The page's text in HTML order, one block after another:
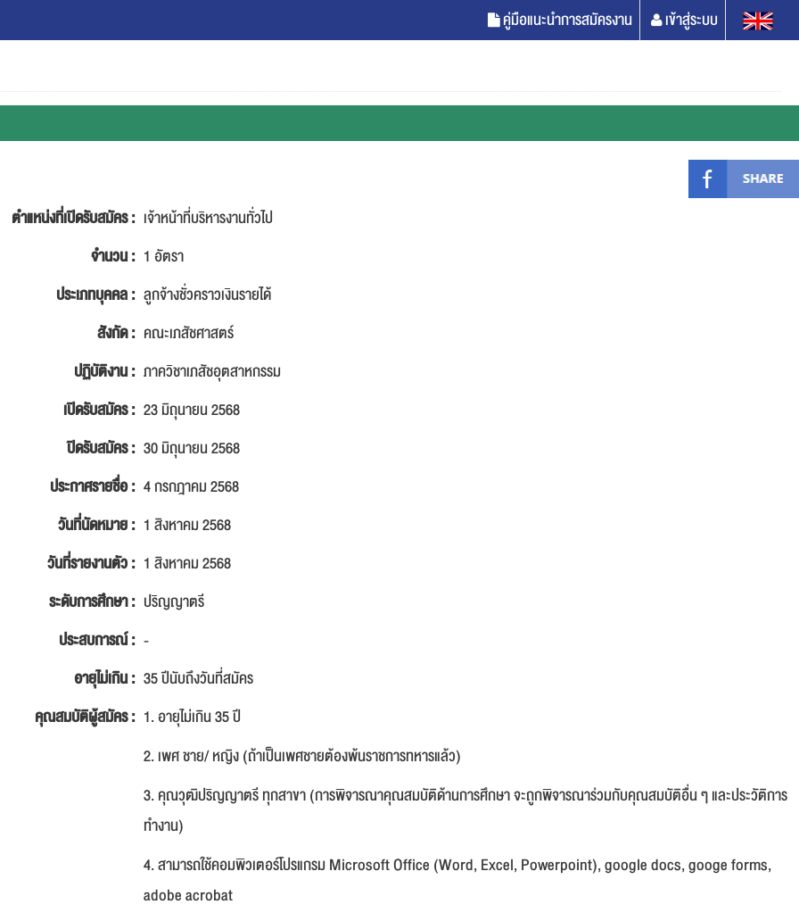
คู่มือแนะนำการสมัครงาน เข้าสู่ระบบ
ตำแหน่งที่เปิดรับสมัคร : เจ้าหน้าที่บริหารงานทั่วไป
จำนวน : 1 อัตรา
ประเภทบุคคล : ลูกจ้างชั่วคราวเงินรายได้
สังกัด : คณะเภสัชศาสตร์
ปฏิบัติงาน : ภาควิชาเภสัชอุตสาหกรรม
เปิดรับสมัคร : 23 มิถุนายน 2568
ปิดรับสมัคร : 30 มิถุนายน 2568
ประกาศรายชื่อ : 4 กรกฎาคม 2568
วันที่นัดหมาย : 1 สิงหาคม 2568
วันที่รายงานตัว : 1 สิงหาคม 2568
ระดับการศึกษา : ปริญญาตรี
ประสบการณ์ : -
อายุไม่เกิน : 35 ปีนับถึงวันที่สมัคร
คุณสมบัติผู้สมัคร : 1. อายุไม่เกิน 35 ปี
2. เพศ ชาย/ หญิง (ถ้าเป็นเพศชายต้องพ้นราชการทหารแล้ว)
3. คุณวุฒิปริญญาตรี ทุกสาขา (การพิจารณาคุณสมบัติด้านการศึกษา จะถูกพิจารณาร่วมกับคุณสมบัติอื่น ๆ และประวัติการ
ทำงาน)
4. สามารถใช้คอมพิวเตอร์โปรแกรม Microsoft Office (Word, Excel, Powerpoint), google docs, googe forms,
adobe acrobat